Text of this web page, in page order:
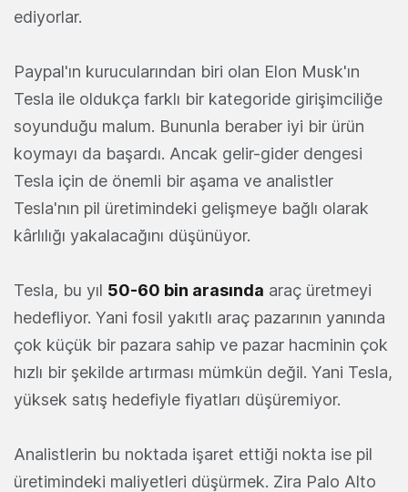
ediyorlar.
Paypal'ın kurucularından biri olan Elon Musk'ın
Tesla ile oldukça farklı bir kategoride girişimciliğe
soyunduğu malum. Bununla beraber iyi bir ürün
koymayı da başardı. Ancak gelir-gider dengesi
Tesla için de önemli bir aşama ve analistler
Tesla'nın pil üretimindeki gelişmeye bağlı olarak
kârlılığı yakalacağını düşünüyor.
Tesla, bu yıl 50-60 bin arasında araç üretmeyi
hedefliyor. Yani fosil yakıtlı araç pazarının yanında
çok küçük bir pazara sahip ve pazar hacminin çok
hızlı bir şekilde artırması mümkün değil. Yani Tesla,
yüksek satış hedefiyle fiyatları düşüremiyor.
Analistlerin bu noktada işaret ettiği nokta ise pil
üretimindeki maliyetleri düşürmek. Zira Palo Alto